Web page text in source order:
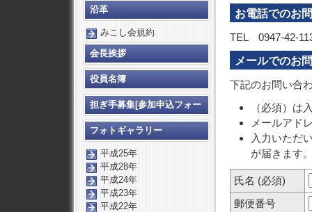
お電話でのお
TEL 0947-42-
メールでのお
下記のお問い合
（必須）は
メールアド
入力いただ
が届きます
氏名 (必須)
郵便番号
沿革
みこし会規約
会長挨拶
役員名簿
担ぎ手募集[参加申込フォー
ム]
フォトギャラリー
平成25年
平成28年
平成24年
平成23年
平成22年